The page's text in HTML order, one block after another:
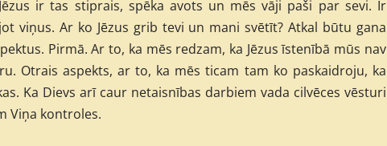
ir tas stiprais, spēka avots un mēs vāji paši par sevi. Ir
viņus. Ar ko Jēzus grib tevi un mani svētīt? Atkal būtu gana
Pirmā. Ar to, ka mēs redzam, ka Jēzus īstenībā mūs nav
Otrais aspekts, ar to, ka mēs ticam tam ko paskaidroju, ka
Ka Dievs arī caur netaisnības darbiem vada cilvēces vēsturi
Viņa kontroles.